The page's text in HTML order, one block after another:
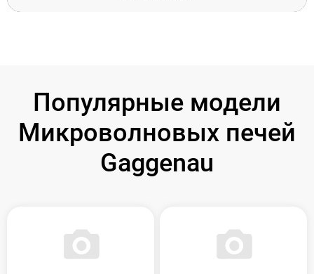
Популярные модели
Микроволновых печей
Gaggenau